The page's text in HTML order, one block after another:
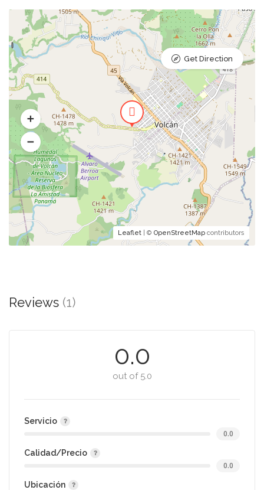
Leaflet | © OpenStreetMap contributors
Get Direction
Reviews (1)
0.0
out of 5.0
Servicio
0.0
Calidad/Precio
0.0
Ubicación